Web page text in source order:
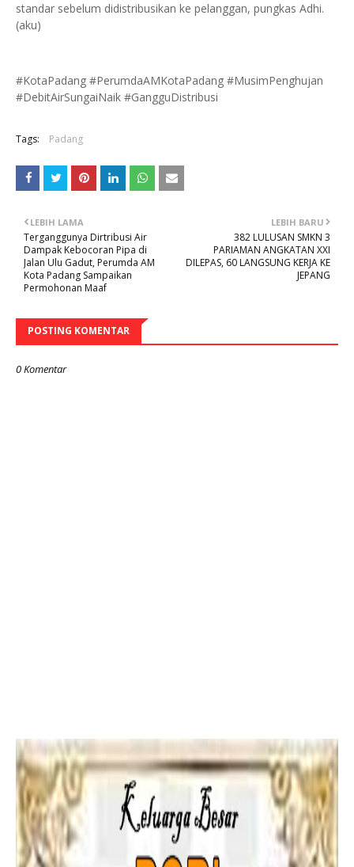
standar sebelum didistribusikan ke pelanggan, pungkas Adhi.
(aku)
#KotaPadang #PerumdaAMKotaPadang #MusimPenghujan
#DebitAirSungaiNaik #GangguDistribusi
Tags: Padang
LEBIH BARU
382 LULUSAN SMKN 3
PARIAMAN ANGKATAN XXI
DILEPAS, 60 LANGSUNG KERJA KE
JEPANG
LEBIH LAMA
Terganggunya Dirtribusi Air
Dampak Kebocoran Pipa di
Jalan Ulu Gadut, Perumda AM
Kota Padang Sampaikan
Permohonan Maaf
POSTING KOMENTAR
0 Komentar